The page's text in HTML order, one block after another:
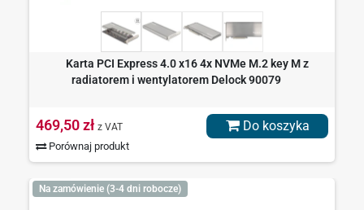
Karta PCI Express 4.0 x16 4x NVMe M.2 key M z
radiatorem i wentylatorem Delock 90079
469,50 zł z VAT
Porównaj produkt
Do koszyka
Na zamówienie (3-4 dni robocze)